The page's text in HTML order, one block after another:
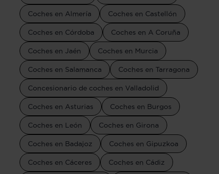
Coches en Almería Coches en Castellón
Coches en Córdoba Coches en A Coruña
Coches en Jaén Coches en Murcia
Coches en Salamanca Coches en Tarragona
Concesionario de coches en Valladolid
Coches en Asturias Coches en Burgos
Coches en León Coches en Girona
Coches en Badajoz Coches en Gipuzkoa
Coches en Cáceres Coches en Cádiz